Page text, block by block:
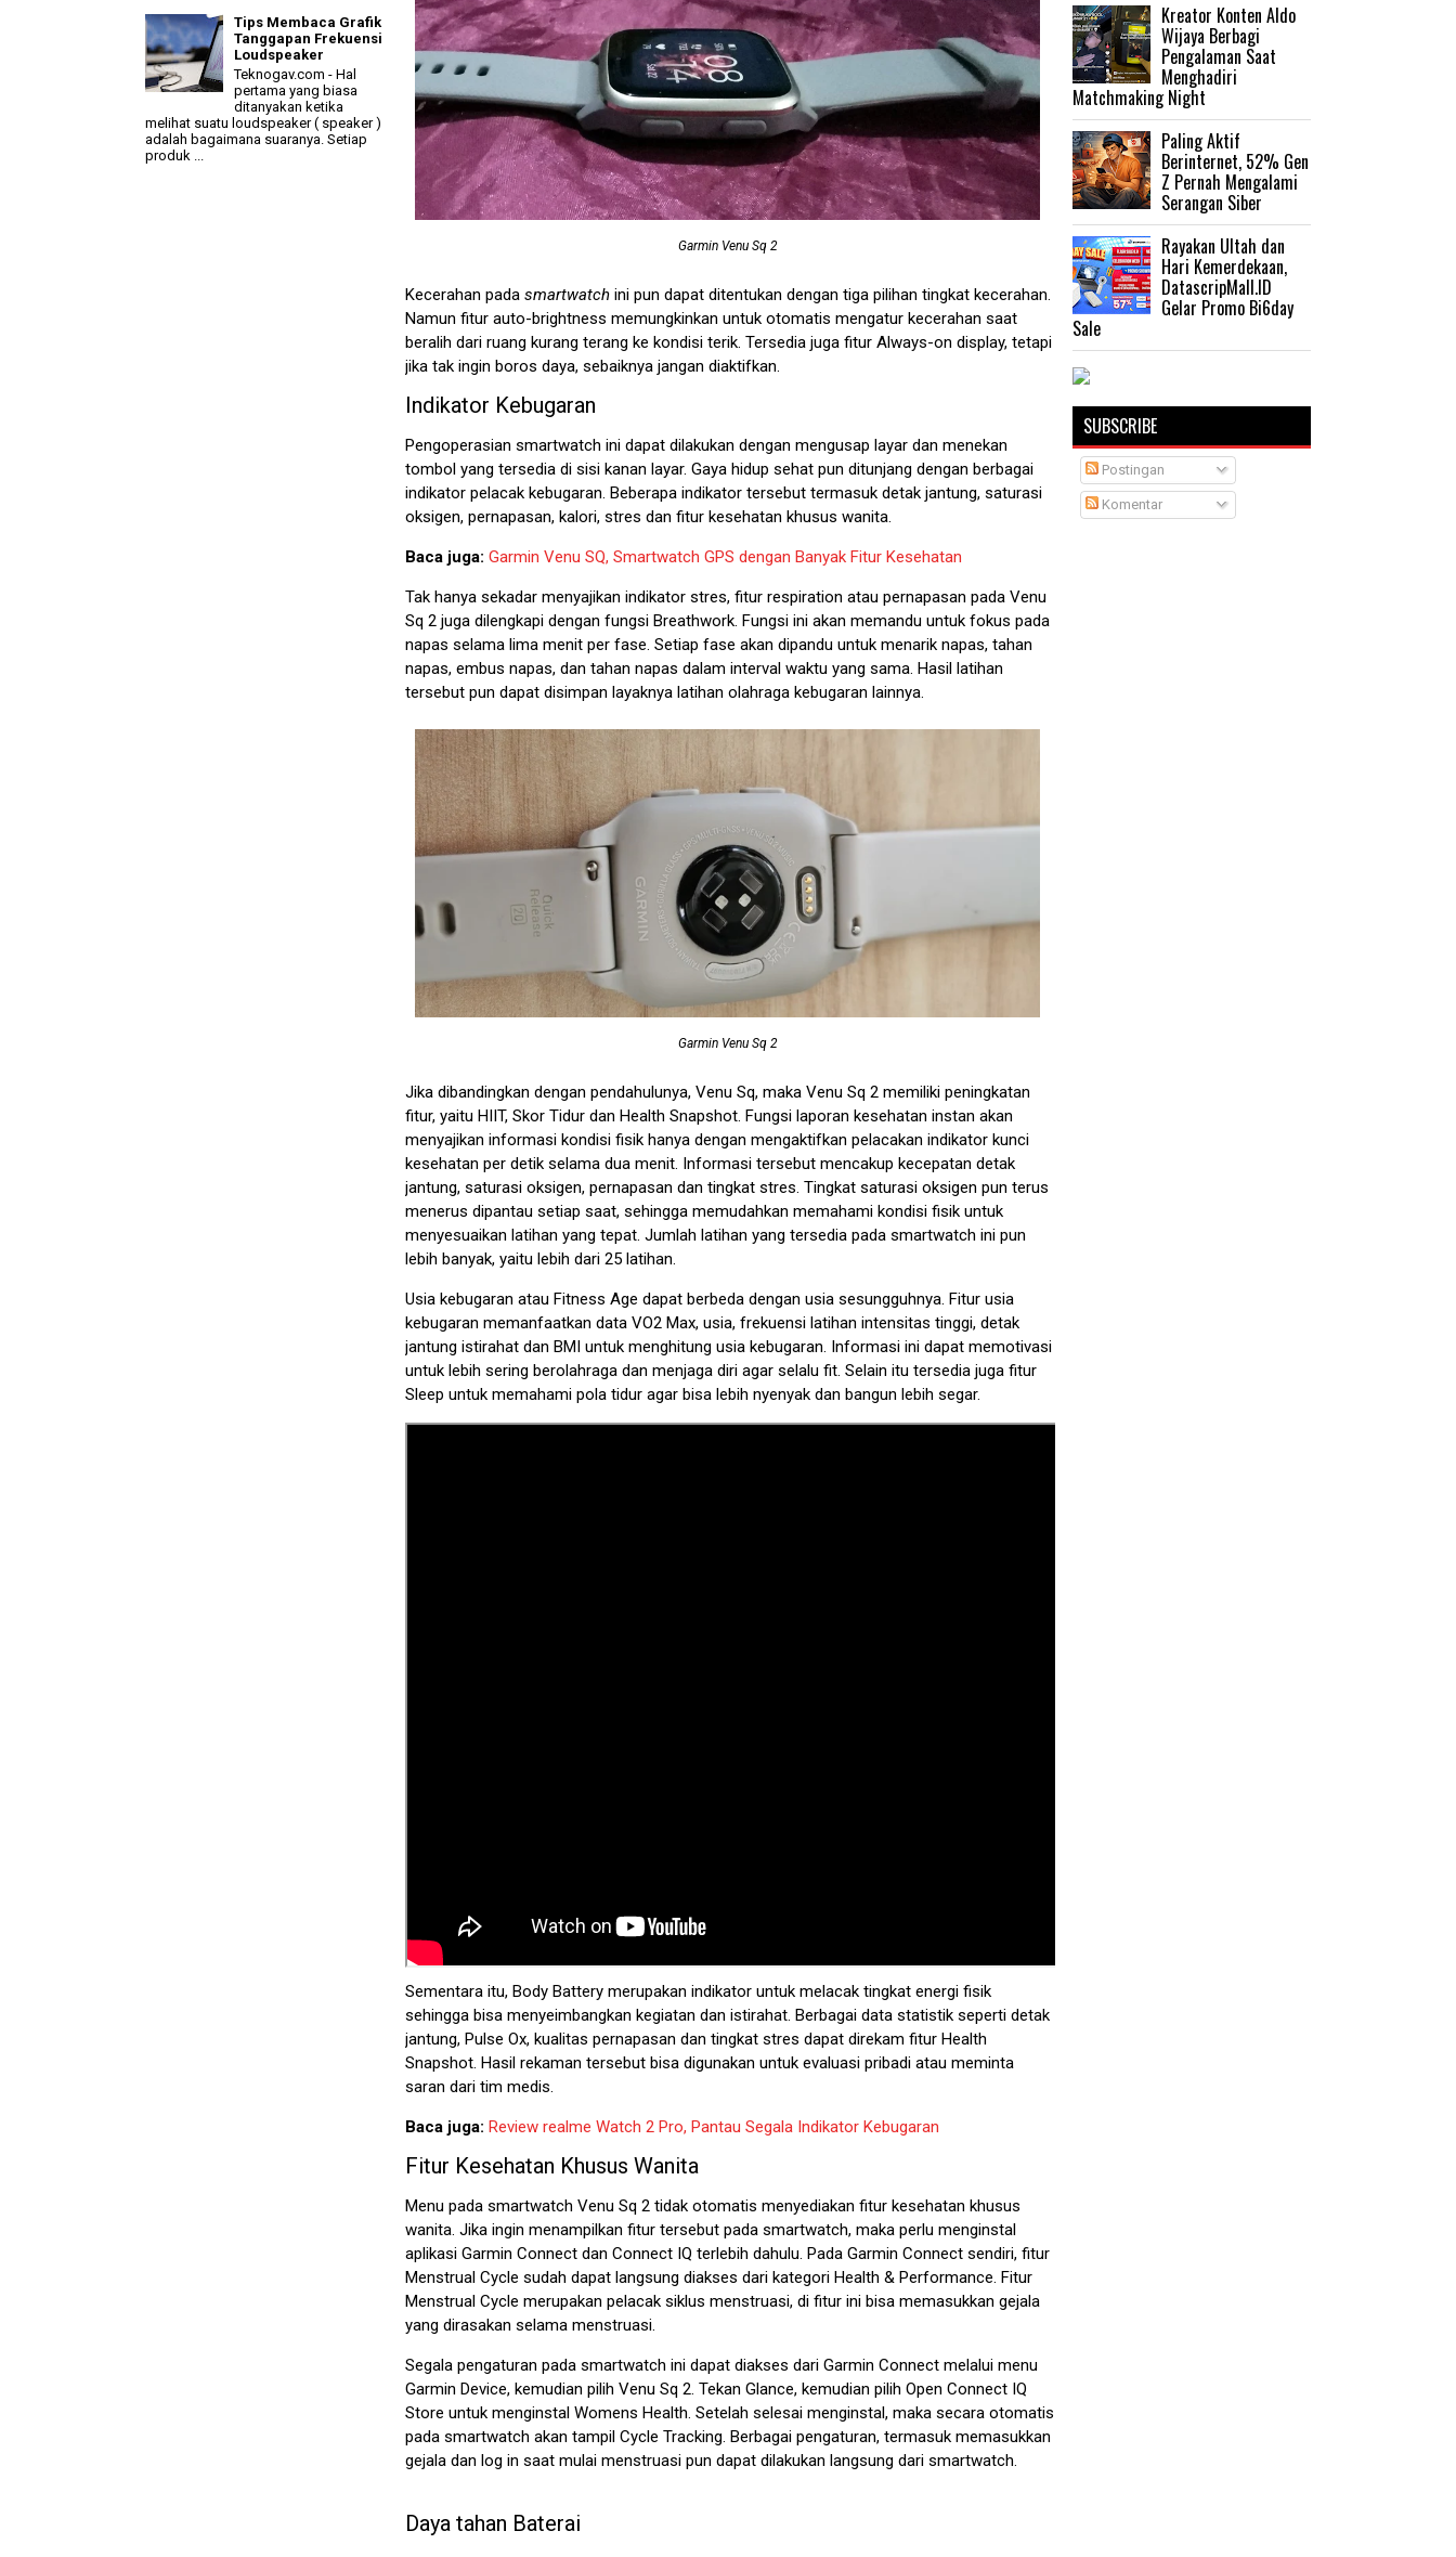
Garmin Venu Sq 2
Kecerahan pada smartwatch ini pun dapat ditentukan dengan tiga pilihan tingkat kecerahan.
Namun fitur auto-brightness memungkinkan untuk otomatis mengatur kecerahan saat
beralih dari ruang kurang terang ke kondisi terik. Tersedia juga fitur Always-on display, tetapi
jika tak ingin boros daya, sebaiknya jangan diaktifkan.
Indikator Kebugaran
Pengoperasian smartwatch ini dapat dilakukan dengan mengusap layar dan menekan
tombol yang tersedia di sisi kanan layar. Gaya hidup sehat pun ditunjang dengan berbagai
indikator pelacak kebugaran. Beberapa indikator tersebut termasuk detak jantung, saturasi
oksigen, pernapasan, kalori, stres dan fitur kesehatan khusus wanita.
Baca juga: Garmin Venu SQ, Smartwatch GPS dengan Banyak Fitur Kesehatan
Tak hanya sekadar menyajikan indikator stres, fitur respiration atau pernapasan pada Venu
Sq 2 juga dilengkapi dengan fungsi Breathwork. Fungsi ini akan memandu untuk fokus pada
napas selama lima menit per fase. Setiap fase akan dipandu untuk menarik napas, tahan
napas, embus napas, dan tahan napas dalam interval waktu yang sama. Hasil latihan
tersebut pun dapat disimpan layaknya latihan olahraga kebugaran lainnya.
Garmin Venu Sq 2
Jika dibandingkan dengan pendahulunya, Venu Sq, maka Venu Sq 2 memiliki peningkatan
fitur, yaitu HIIT, Skor Tidur dan Health Snapshot. Fungsi laporan kesehatan instan akan
menyajikan informasi kondisi fisik hanya dengan mengaktifkan pelacakan indikator kunci
kesehatan per detik selama dua menit. Informasi tersebut mencakup kecepatan detak
jantung, saturasi oksigen, pernapasan dan tingkat stres. Tingkat saturasi oksigen pun terus
menerus dipantau setiap saat, sehingga memudahkan memahami kondisi fisik untuk
menyesuaikan latihan yang tepat. Jumlah latihan yang tersedia pada smartwatch ini pun
lebih banyak, yaitu lebih dari 25 latihan.
Usia kebugaran atau Fitness Age dapat berbeda dengan usia sesungguhnya. Fitur usia
kebugaran memanfaatkan data VO2 Max, usia, frekuensi latihan intensitas tinggi, detak
jantung istirahat dan BMI untuk menghitung usia kebugaran. Informasi ini dapat memotivasi
untuk lebih sering berolahraga dan menjaga diri agar selalu fit. Selain itu tersedia juga fitur
Sleep untuk memahami pola tidur agar bisa lebih nyenyak dan bangun lebih segar.
Sementara itu, Body Battery merupakan indikator untuk melacak tingkat energi fisik
sehingga bisa menyeimbangkan kegiatan dan istirahat. Berbagai data statistik seperti detak
jantung, Pulse Ox, kualitas pernapasan dan tingkat stres dapat direkam fitur Health
Snapshot. Hasil rekaman tersebut bisa digunakan untuk evaluasi pribadi atau meminta
saran dari tim medis.
Baca juga: Review realme Watch 2 Pro, Pantau Segala Indikator Kebugaran
Fitur Kesehatan Khusus Wanita
Menu pada smartwatch Venu Sq 2 tidak otomatis menyediakan fitur kesehatan khusus
wanita. Jika ingin menampilkan fitur tersebut pada smartwatch, maka perlu menginstal
aplikasi Garmin Connect dan Connect IQ terlebih dahulu. Pada Garmin Connect sendiri, fitur
Menstrual Cycle sudah dapat langsung diakses dari kategori Health & Performance. Fitur
Menstrual Cycle merupakan pelacak siklus menstruasi, di fitur ini bisa memasukkan gejala
yang dirasakan selama menstruasi.
Segala pengaturan pada smartwatch ini dapat diakses dari Garmin Connect melalui menu
Garmin Device, kemudian pilih Venu Sq 2. Tekan Glance, kemudian pilih Open Connect IQ
Store untuk menginstal Womens Health. Setelah selesai menginstal, maka secara otomatis
pada smartwatch akan tampil Cycle Tracking. Berbagai pengaturan, termasuk memasukkan
gejala dan log in saat mulai menstruasi pun dapat dilakukan langsung dari smartwatch.
Daya tahan Baterai
Tips Membaca Grafik
Tanggapan Frekuensi
Loudspeaker
Teknogav.com - Hal
pertama yang biasa
ditanyakan ketika
melihat suatu loudspeaker ( speaker )
adalah bagaimana suaranya. Setiap
produk ...
Kreator Konten Aldo
Wijaya Berbagi
Pengalaman Saat
Menghadiri
Matchmaking Night
Paling Aktif
Berinternet, 52% Gen
Z Pernah Mengalami
Serangan Siber
Rayakan Ultah dan
Hari Kemerdekaan,
DatascripMall.ID
Gelar Promo Bi6day
Sale
SUBSCRIBE
Postingan
Komentar